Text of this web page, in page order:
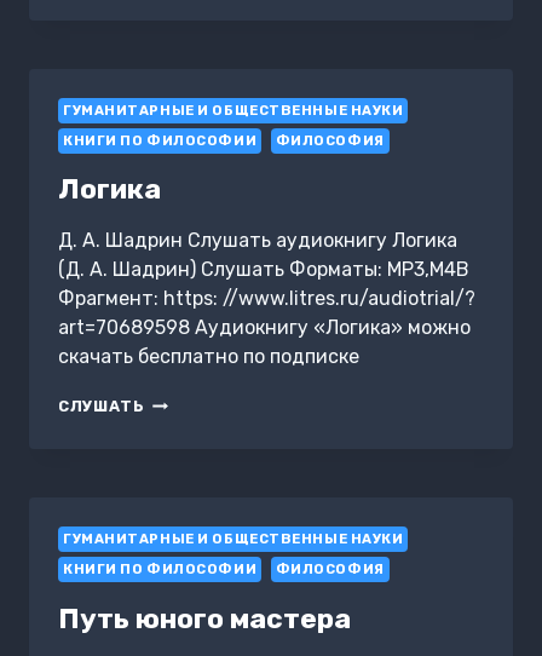
ГУМАНИТАРНЫЕ И ОБЩЕСТВЕННЫЕ НАУКИ
КНИГИ ПО ФИЛОСОФИИ
ФИЛОСОФИЯ
Логика
Д. А. Шадрин Слушать аудиокнигу Логика
(Д. А. Шадрин) Слушать Форматы: MP3,M4B
Фрагмент: https: //www.litres.ru/audiotrial/?
art=70689598 Аудиокнигу «Логика» можно
скачать бесплатно по подписке
СЛУШАТЬ ЛОГИКА
ГУМАНИТАРНЫЕ И ОБЩЕСТВЕННЫЕ НАУКИ
КНИГИ ПО ФИЛОСОФИИ
ФИЛОСОФИЯ
Путь юного мастера